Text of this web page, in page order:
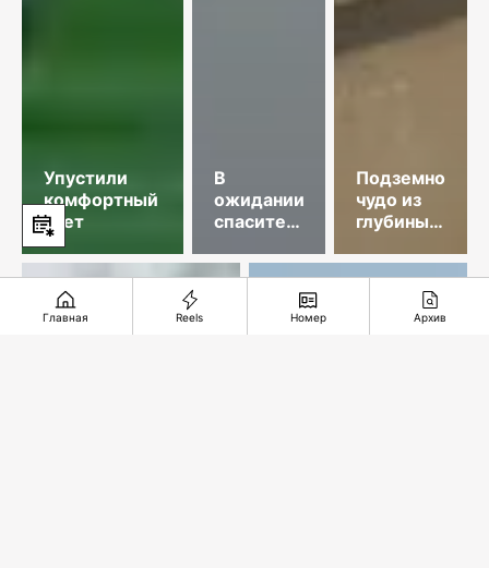
Упустили
комфортный
счет
В
ожидании
спасительного
Подземное
чудо из
глубины
Главная Reels Номер Архив